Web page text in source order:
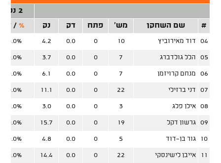
2 נק'
#
שם השחקן מש' פתח דק נק %
/ זר
04 דוד מאירוביץ 10
0
0.0
4.2
0.0%
05 הלל גולדברג 7
0
0.0
3.7
0.0%
06 מנחם קרויזמן 7
0
0.0
6.1
0.0%
07 דני ברזילי 22
0
0.0
11.1
0.0%
08 אילן פלג 3
0
0.0
3.0
0.0%
09 גרשון דקל 19
0
0.0
15.7
0.0%
10 גור בן-דוד 5
0
0.0
4.8
0.0%
11 אייבן לישינסקי 22
0
0.0
14.4
0.0%